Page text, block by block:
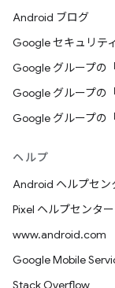
Android ブログ
Google セキュリテ
Google グループの
Google グループの
Google グループの
ヘルプ
Android ヘルプセン
Pixel ヘルプセンター
www.android.com
Google Mobile
Stack Overflow